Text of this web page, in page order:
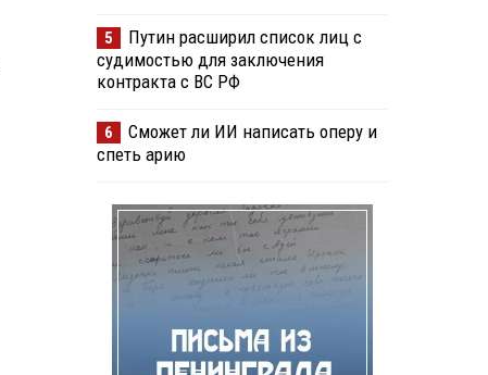
5
Путин расширил список лиц с
судимостью для заключения
контракта с ВС РФ
6
Сможет ли ИИ написать оперу и
спеть арию